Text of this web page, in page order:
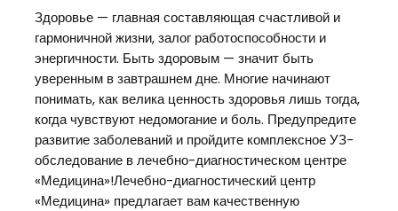
Здоровье — главная составляющая счастливой и
гармоничной жизни, залог работоспособности и
энергичности. Быть здоровым — значит быть
уверенным в завтрашнем дне. Многие начинают
понимать, как велика ценность здоровья лишь тогда,
когда чувствуют недомогание и боль. Предупредите
развитие заболеваний и пройдите комплексное УЗ-
обследование в лечебно-диагностическом центре
«Медицина»!Лечебно-диагностический центр
«Медицина» предлагает вам качественную